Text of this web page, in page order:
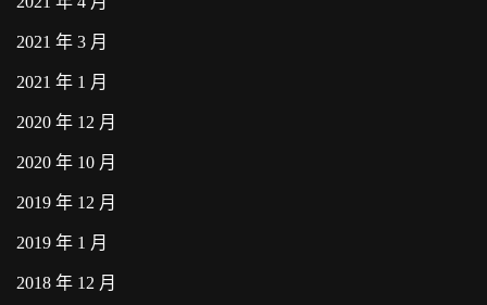
2021 年 3 月
2021 年 1 月
2020 年 12 月
2020 年 10 月
2019 年 12 月
2019 年 1 月
2018 年 12 月